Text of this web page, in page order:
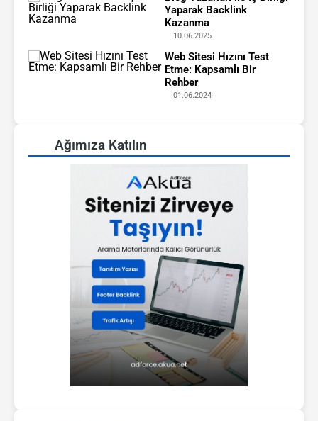
Yaparak Backlink
Kazanma
10.06.2025
Web Sitesi Hızını Test
Etme: Kapsamlı Bir
Rehber
01.06.2024
Ağımıza Katılın